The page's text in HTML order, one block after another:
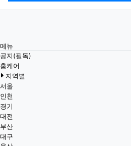
메뉴
공지(필독)
홈케어
지역별
서울
인천
경기
대전
부산
대구